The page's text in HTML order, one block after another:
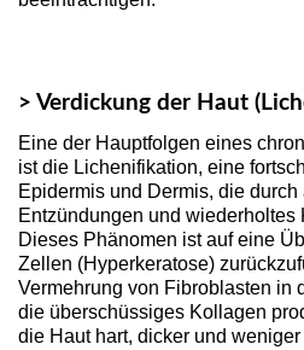
> Verdickung der Haut
Eine der Hauptfolgen eines
ist die Lichenifikation, eine
Epidermis und Dermis, die
Entzündungen und wiederholtes
Dieses Phänomen ist auf eine
Zellen (Hyperkeratose)
Vermehrung von Fibroblasten in
die überschüssiges Kollagen
die Haut hart, dicker und